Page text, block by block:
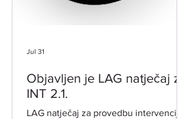
Objavljen je LAG natječaj za
INT 2.1.
LAG natječaj za provedbu intervencije
Jul 31